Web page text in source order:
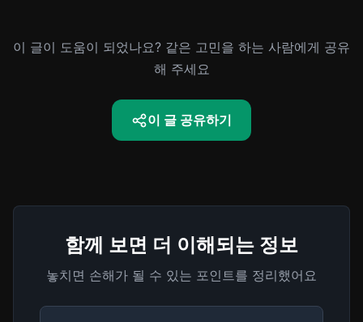
이 글이 도움이 되었나요? 같은 고민을 하는 사람에게 공유
해 주세요
이 글 공유하기
함께 보면 더 이해되는 정보
놓치면 손해가 될 수 있는 포인트를 정리했어요